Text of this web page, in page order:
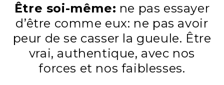
Être soi-même: ne pas essayer
d’être comme eux: ne pas avoir
peur de se casser la gueule. Être
vrai, authentique, avec nos
forces et nos faiblesses.